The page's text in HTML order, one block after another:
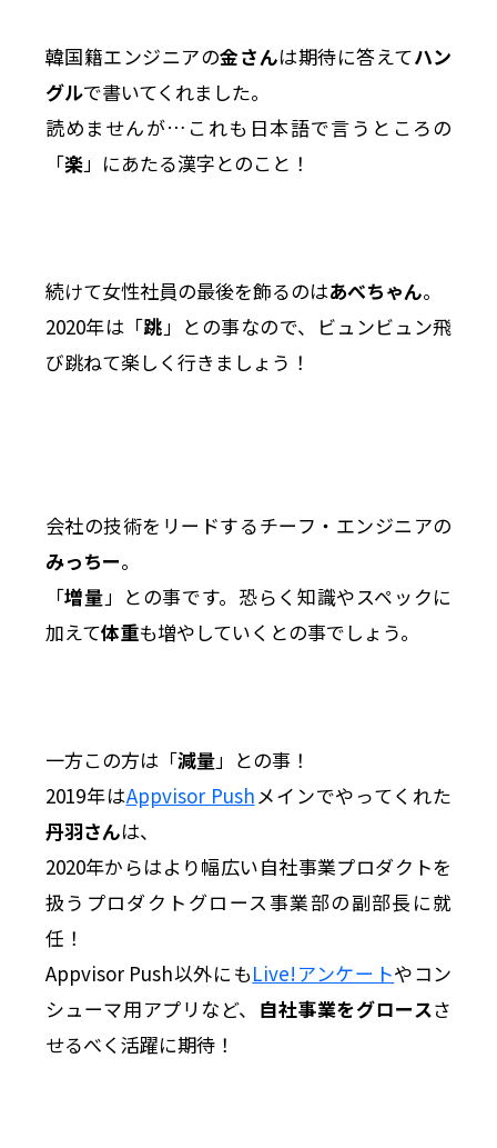
韓国籍エンジニアの金さんは期待に答えてハン
グルで書いてくれました。
読めませんが…これも日本語で言うところの
「楽」にあたる漢字とのこと！
続けて女性社員の最後を飾るのはあべちゃん。
2020年は「跳」との事なので、ビュンビュン飛
び跳ねて楽しく行きましょう！
会社の技術をリードするチーフ・エンジニアの
みっちー。
「増量」との事です。恐らく知識やスペックに
加えて体重も増やしていくとの事でしょう。
一方この方は「減量」との事！
2019年はAppvisor Pushメインでやってくれた
丹羽さんは、
2020年からはより幅広い自社事業プロダクトを
扱うプロダクトグロース事業部の副部長に就
任！
Appvisor Push以外にもLive!アンケートやコン
シューマ用アプリなど、 自社事業をグロースさ
せるべく活躍に期待！